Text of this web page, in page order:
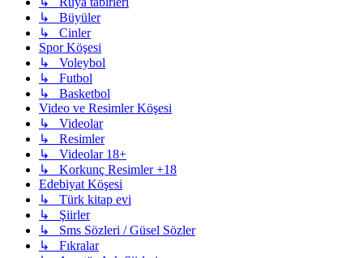
↳ Büyüler
↳ Cinler
Spor Köşesi
↳ Voleybol
↳ Futbol
↳ Basketbol
Video ve Resimler Köşesi
↳ Videolar
↳ Resimler
↳ Videolar 18+
↳ Korkunç Resimler +18
Edebiyat Köşesi
↳ Türk kitap evi
↳ Şiirler
↳ Sms Sözleri / Güsel Sözler
↳ Fıkralar